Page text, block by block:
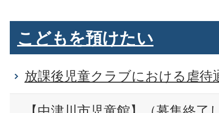
こどもを預けたい
放課後児童クラブにおける虐待